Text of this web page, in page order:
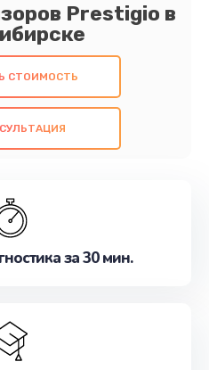
Prestigio в
оригинальных
оборудования для
выберите лучшее!
СТОИМОСТЬ
за 30 мин.